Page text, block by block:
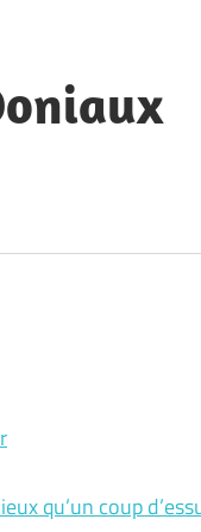
qu’un coup